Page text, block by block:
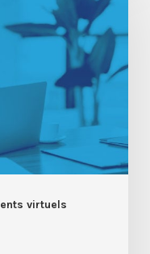
virtuels